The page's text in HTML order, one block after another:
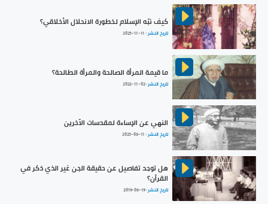
كيف نبّه الإسلام لخطورة الانحلال الأخلاقي؟
تاريخ النشر : 2025-11-11
ما قيمة المرأة الصالحة والمرأة الطالحة؟
تاريخ النشر :2022-11-02
النهي عن الإساءة لمقدسات الآخرين
تاريخ النشر : 2025-06-11
هل توجد تفاصيل عن حقيقة الجن غير الذي ذكر في
القرآن؟
تاريخ النشر :2019-06-19